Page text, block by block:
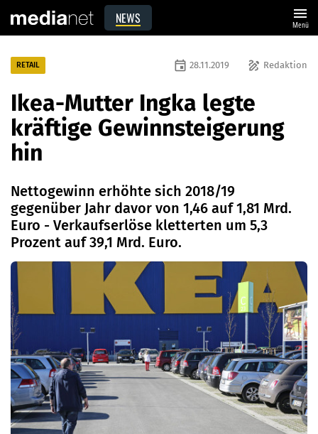
NEWS menu
Menü
RETAIL draw Redaktion
event 28.11.2019
Ikea-Mutter Ingka legte
kräftige Gewinnsteigerung
hin
Nettogewinn erhöhte sich 2018/19
gegenüber Jahr davor von 1,46 auf 1,81 Mrd.
Euro - Verkaufserlöse kletterten um 5,3
Prozent auf 39,1 Mrd. Euro.